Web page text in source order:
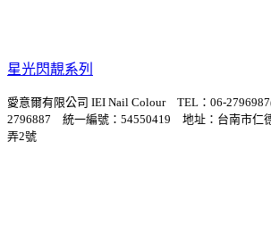
星光閃靚系列
愛意爾有限公司 IEI Nail Colour TEL：06-
2796887 統一編號：54550419 地址：台南市仁
弄2號